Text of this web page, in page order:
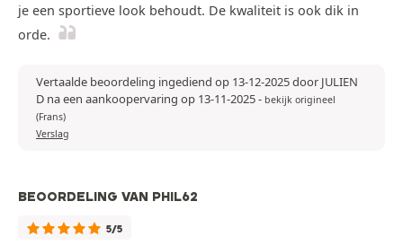
je een sportieve look behoudt. De kwaliteit is ook dik in
orde.
Vertaalde beoordeling ingediend op 13-12-2025 door JULIEN
D na een aankoopervaring op 13-11-2025- bekijk origineel
(Frans)
Verslag
BEOORDELING VAN PHIL62
5/5